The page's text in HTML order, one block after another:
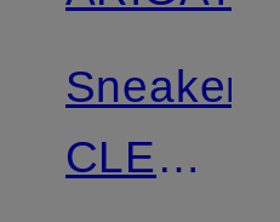
Sneaker
CLEAN